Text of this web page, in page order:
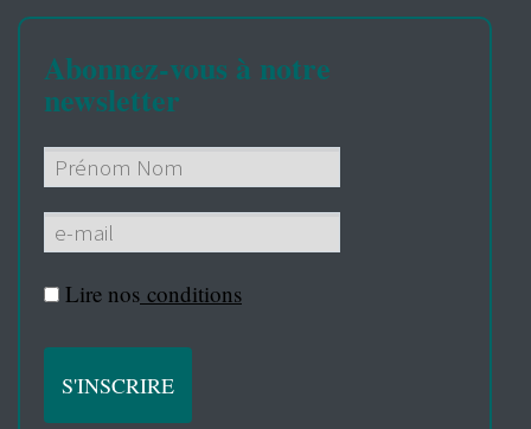
Abonnez-vous à notre
newsletter
Lire nos conditions